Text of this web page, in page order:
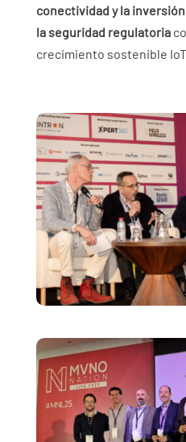
conectividad y la
la seguridad regulatoria
crecimiento sostenible IoT.